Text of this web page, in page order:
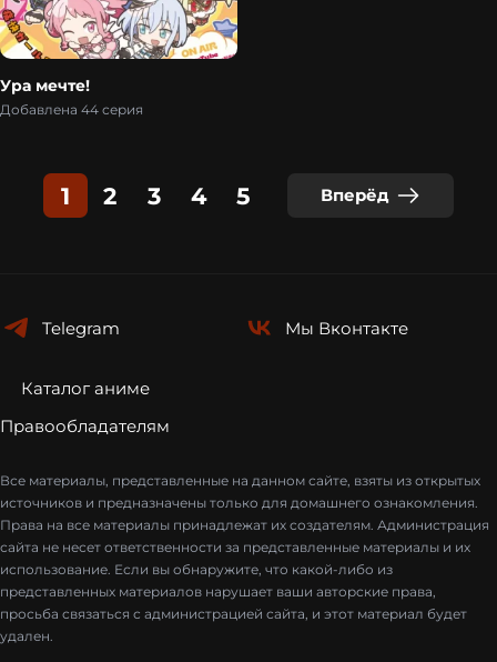
Ура мечте!
Добавлена 44 серия
1 2 3 4 5 Вперёд
Telegram Мы Вконтакте
Каталог аниме
Правообладателям
Все материалы, представленные на данном сайте, взяты из открытых
источников и предназначены только для домашнего ознакомления.
Права на все материалы принадлежат их создателям. Администрация
сайта не несет ответственности за представленные материалы и их
использование. Если вы обнаружите, что какой-либо из
представленных материалов нарушает ваши авторские права,
просьба связаться с администрацией сайта, и этот материал будет
удален.